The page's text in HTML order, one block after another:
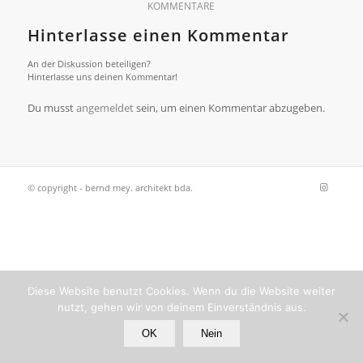
KOMMENTARE
Hinterlasse einen Kommentar
An der Diskussion beteiligen?
Hinterlasse uns deinen Kommentar!
Du musstangemeldetsein, um einen Kommentar abzugeben.
© copyright - bernd mey. architekt bda.
Diese Website benutzt Cookies. Wenn du die Website weiter
nutzt, gehen wir von deinem Einverständnis aus.
OK Nein